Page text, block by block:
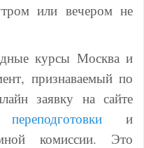
или вечером не
курсы Москва и
признаваемый по
заявку на сайте
и
комиссии. Это